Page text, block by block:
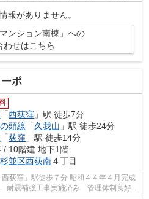
報がありません。
ンション南棟」への
わせはこちら
ポ
「西荻窪 」駅 徒歩7分
頭線 「久我山 」駅 徒歩24分
「荻窪 」駅 徒歩14分
/ 10階建 地下1階
杉並区西荻南４丁目